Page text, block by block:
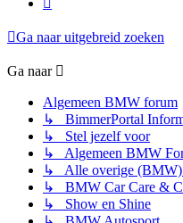
Ga naar uitgebreid zoeken
Ga naar
Algemeen BMW forum
↳ BimmerPortal
↳ Stel jezelf voor
↳ Algemeen BMW
↳ Alle overige (BMW)
↳ BMW Car Care &
↳ Show en Shine